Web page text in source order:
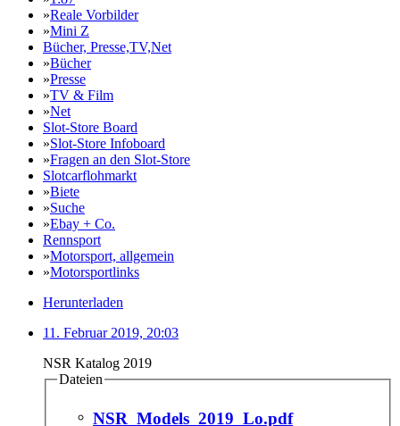
»Reale Vorbilder
»Mini Z
Bücher, Presse,TV,Net
»Bücher
»Presse
»TV & Film
»Net
Slot-Store Board
»Slot-Store Infoboard
»Fragen an den Slot-Store
Slotcarflohmarkt
»Biete
»Suche
»Ebay + Co.
Rennsport
»Motorsport, allgemein
»Motorsportlinks
Herunterladen
11. Februar 2019, 20:03
NSR Katalog 2019
Dateien
NSR_Models_2019_Lo.pdf